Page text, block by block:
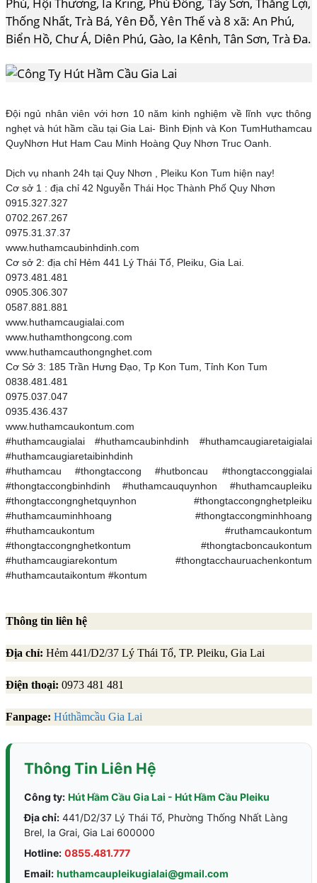
Phú, Hội Thương, Ia Kring, Phù Đổng, Tây Sơn, Thắng Lợi,
Thống Nhất, Trà Bá, Yên Đỗ, Yên Thế và 8 xã: An Phú,
Biển Hồ, Chư Á, Diên Phú, Gào, Ia Kênh, Tân Sơn, Trà Đa.
Đội ngủ nhân viên với hơn 10 năm kinh nghiệm về lĩnh vực thông
nghẹt và hút hầm cầu tại Gia Lai- Bình Định và Kon TumHuthamcau
QuyNhơn Hut Ham Cau Minh Hoàng Quy Nhơn Truc Oanh.
Dịch vụ nhanh 24h tại Quy Nhơn , Pleiku Kon Tum hiện nay!
Cơ sở 1 : địa chỉ 42 Nguyễn Thái Học Thành Phố Quy Nhơn
0915.327.327
0702.267.267
0975.31.37.37
www.huthamcaubinhdinh.com
Cơ sở 2: địa chỉ Hẻm 441 Lý Thái Tổ, Pleiku, Gia Lai.
0973.481.481
0905.306.307
0587.881.881
www.huthamcaugialai.com
www.huthamthongcong.com
www.huthamcauthongnghet.com
Cơ Sở 3: 185 Trần Hưng Đạo, Tp Kon Tum, Tỉnh Kon Tum
0838.481.481
0975.037.047
0935.436.437
www.huthamcaukontum.com
#huthamcaugialai #huthamcaubinhdinh #huthamcaugiaretaigialai
#huthamcaugiaretaibinhdinh
#huthamcau #thongtaccong #hutboncau #thongtacconggialai
#thongtaccongbinhdinh #huthamcauquynhon #huthamcaupleiku
#thongtaccongnghetquynhon #thongtaccongnghetpleiku
#huthamcauminhhoang #thongtaccongminhhoang
#huthamcaukontum #ruthamcaukontum
#thongtaccongnghetkontum #thongtacboncaukontum
#huthamcaugiarekontum #thongtacchauruachenkontum
#huthamcautaikontum #kontum
Thông tin liên hệ
Địa chỉ: Hẻm 441/D2/37 Lý Thái Tổ, TP. Pleiku, Gia Lai
Điện thoại: 0973 481 481
Fanpage: Húthầmcầu Gia Lai
Thông Tin Liên Hệ
Công ty: Hút Hầm Cầu Gia Lai - Hút Hầm Cầu Pleiku
Địa chỉ:441/D2/37 Lý Thái Tổ, Phường Thống Nhất Làng
Brel, Ia Grai, Gia Lai 600000
Hotline: 0855.481.777
Email: huthamcaupleikugialai@gmail.com